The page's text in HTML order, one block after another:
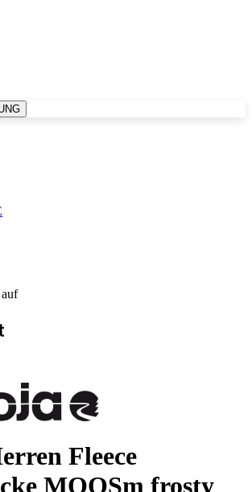
Fleece
MOOSm frosty